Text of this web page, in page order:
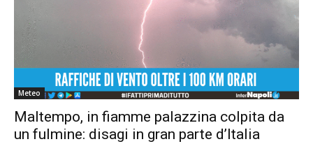
Meteo
Maltempo, in fiamme palazzina colpita da
un fulmine: disagi in gran parte d’Italia